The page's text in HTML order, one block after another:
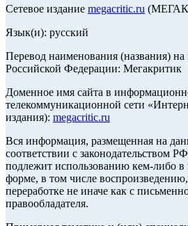
Сетевое издание megacritic.ru
Язык(и): русский
Перевод наименования (названия) на
Российской Федерации: Мегакритик
Доменное имя сайта в
телекоммуникационной сети
издания): megacritic.ru
Вся информация, размещенная на
соответствии с законодательством
подлежит использованию кем-либо
форме, в том числе
переработке не иначе как с
правообладателя.